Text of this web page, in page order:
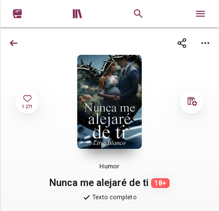
 
1 271
Humor
Nunca me alejaré de ti 18+
Texto completo